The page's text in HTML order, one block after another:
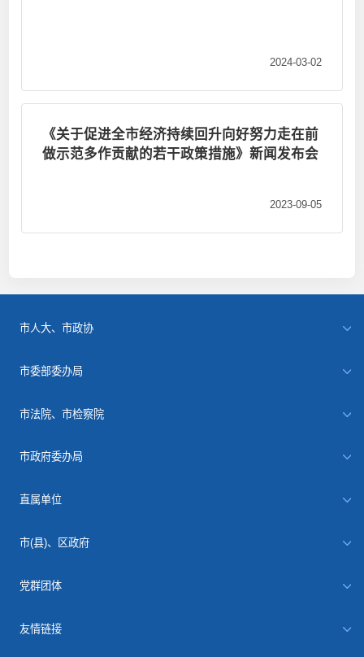
2024-03-02
《关于促进全市经济持续回升向好努力走在前
做示范多作贡献的若干政策措施》新闻发布会
2023-09-05
市人大、市政协
市委部委办局
市法院、市检察院
市政府委办局
直属单位
市(县)、区政府
党群团体
友情链接